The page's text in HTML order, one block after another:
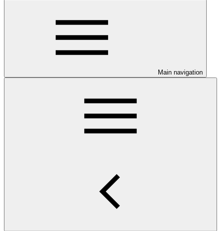
Main navigation